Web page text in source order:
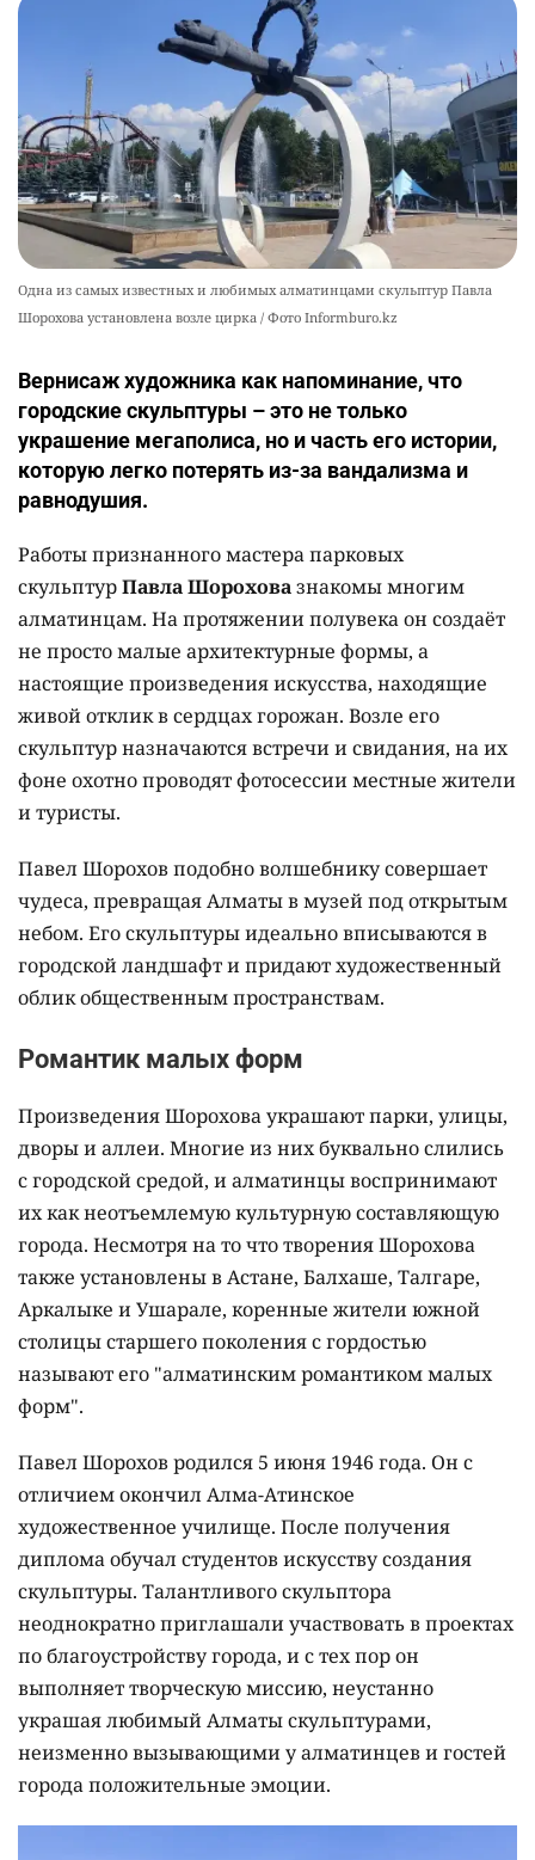
⚠️ Доброе утро, друзья! Предлагаем обзор
главных новостей за 4 августа
1
Одна из самых известных и любимых алматинцами скульптур Павла
Шорохова установлена возле цирка / Фото Informburo.kz
Вернисаж художника как напоминание, что
городские скульптуры – это не только
украшение мегаполиса, но и часть его истории,
которую легко потерять из-за вандализма и
равнодушия.
Работы признанного мастера парковых
скульптурПавла Шороховазнакомы многим
алматинцам. На протяжении полувека он создаёт
не просто малые архитектурные формы, а
настоящие произведения искусства, находящие
живой отклик в сердцах горожан. Возле его
скульптур назначаются встречи и свидания, на их
фоне охотно проводят фотосессии местные жители
и туристы.
Павел Шорохов подобно волшебнику совершает
чудеса, превращая Алматы в музей под открытым
небом. Его скульптуры идеально вписываются в
городской ландшафт и придают художественный
облик общественным пространствам.
Романтик малых форм
Произведения Шорохова украшают парки, улицы,
дворы и аллеи. Многие из них буквально слились
с городской средой, и алматинцы воспринимают
их как неотъемлемую культурную составляющую
города. Несмотря на то что творения Шорохова
также установлены в Астане, Балхаше, Талгаре,
Аркалыке и Ушарале, коренные жители южной
столицы старшего поколения с гордостью
называют его "алматинским романтиком малых
форм".
Павел Шорохов родился 5 июня 1946 года. Он с
отличием окончил Алма-Атинское
художественное училище. После получения
диплома обучал студентов искусству создания
скульптуры. Талантливого скульптора
неоднократно приглашали участвовать в проектах
по благоустройству города, и с тех пор он
выполняет творческую миссию, неустанно
украшая любимый Алматы скульптурами,
неизменно вызывающими у алматинцев и гостей
города положительные эмоции.